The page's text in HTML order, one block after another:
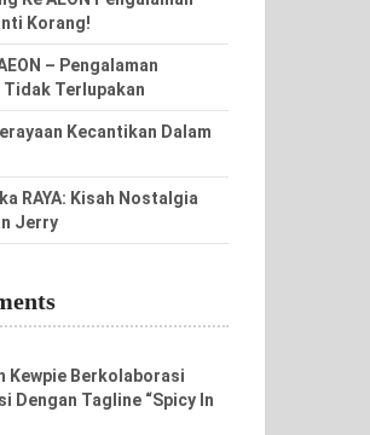
Korang!
– Pengalaman
Tidak Terlupakan
Kecantikan Dalam
RAYA: Kisah Nostalgia
Jerry
Kewpie Berkolaborasi
Dengan Tagline “Spicy In